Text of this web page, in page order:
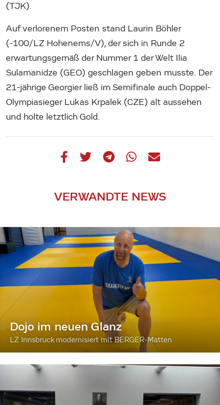
(TJK).
Auf verlorenem Posten stand Laurin Böhler
(-100/LZ Hohenems/V), der sich in Runde 2
erwartungsgemäß der Nummer 1 der Welt Ilia
Sulamanidze (GEO) geschlagen geben musste. Der
21-jährige Georgier ließ im Semifinale auch Doppel-
Olympiasieger Lukas Krpalek (CZE) alt aussehen
und holte letztlich Gold.
VERWANDTE NEWS
Dojo im neuen Glanz
LZ Innsbruck modernisiert mit BERGER-Matten